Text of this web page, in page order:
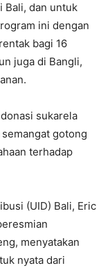
Bali, dan untuk
ini dengan
bagi 16
juga di Bangli,
sukarela
gotong
terhadap
(UID) Bali, Eric
menyatakan
nyata dari